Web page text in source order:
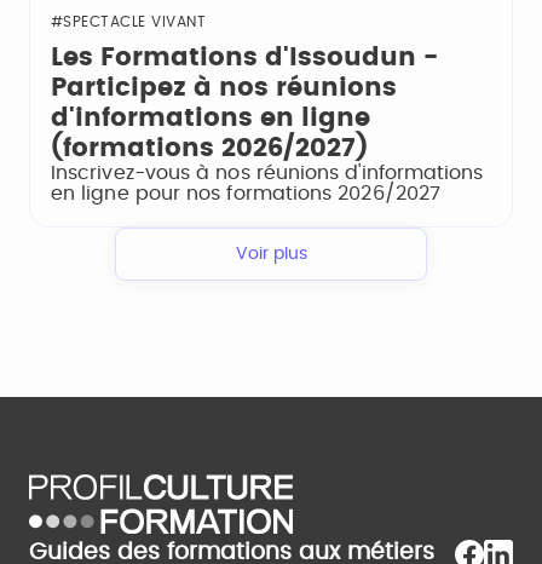
#SPECTACLE VIVANT
Les Formations d'Issoudun -
Participez à nos réunions
d'informations en ligne
(formations 2026/2027)
Inscrivez-vous à nos réunions d'informations
en ligne pour nos formations 2026/2027
Voir plus
Guides des formations aux métiers